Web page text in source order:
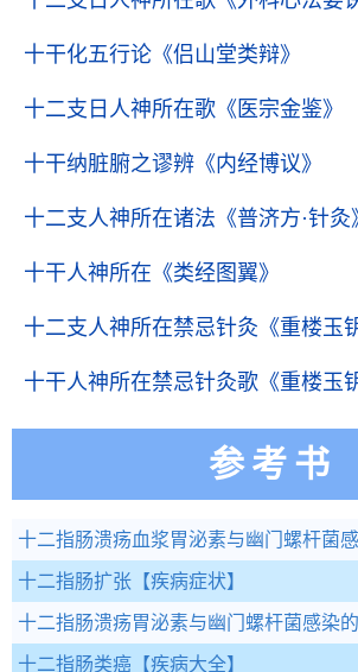
十干化五行论 《侣山堂类辩》
十二支日人神所在歌 《医宗金鉴》
十干纳脏腑之谬辨 《内经博议》
十二支人神所在诸法 《普济方·针灸
十干人神所在 《类经图翼》
十二支人神所在禁忌针灸 《重楼玉
十干人神所在禁忌针灸歌 《重楼玉
参考书
十二指肠溃疡血浆胃泌素与幽门螺杆菌
十二指肠扩张 【疾病症状】
十二指肠溃疡胃泌素与幽门螺杆菌感染
十二指肠类癌 【疾病大全】